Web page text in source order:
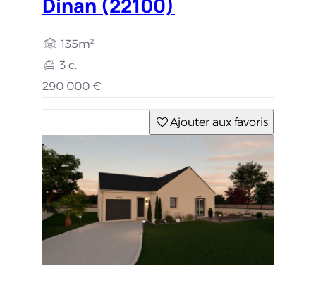
135m²
3 c.
290 000 €
Ajouter aux favoris